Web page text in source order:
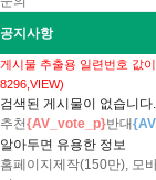
공지사항
게시물 추출용 일련번호 값
8296,VIEW)
검색된 게시물이 없습니다.
추천{AV_vote_p}반대
알아두면 유용한 정보
홈페이지제작(150만), 모